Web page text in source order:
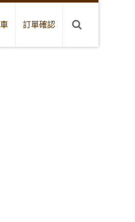
訂單確認